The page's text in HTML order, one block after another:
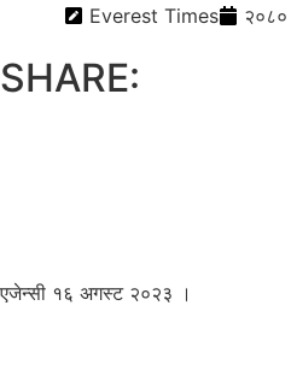
Everest Times
२०८०
SHARE:
एजेन्सी १६ अगस्ट २०२३ ।